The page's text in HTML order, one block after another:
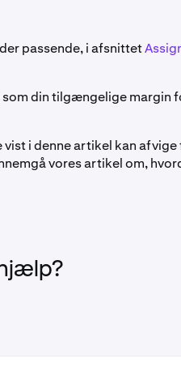
passende, i afsnittet
som din tilgængelige margin
i denne artikel kan
vores artikel om,